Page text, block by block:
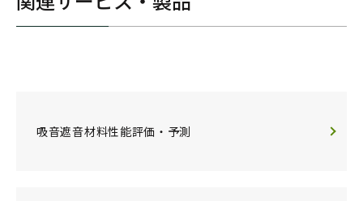
吸音遮音材料性能評価・予測